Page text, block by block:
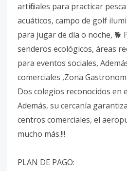
artificiales para practicar
acuáticos, campo de golf
para jugar de día o noche, 🐕
senderos ecológicos, áreas
para eventos sociales,
comerciales ,Zona
Dos colegios reconocidos en
Además, su cercanía
centros comerciales, el
mucho más.!!!
PLAN DE PAGO: